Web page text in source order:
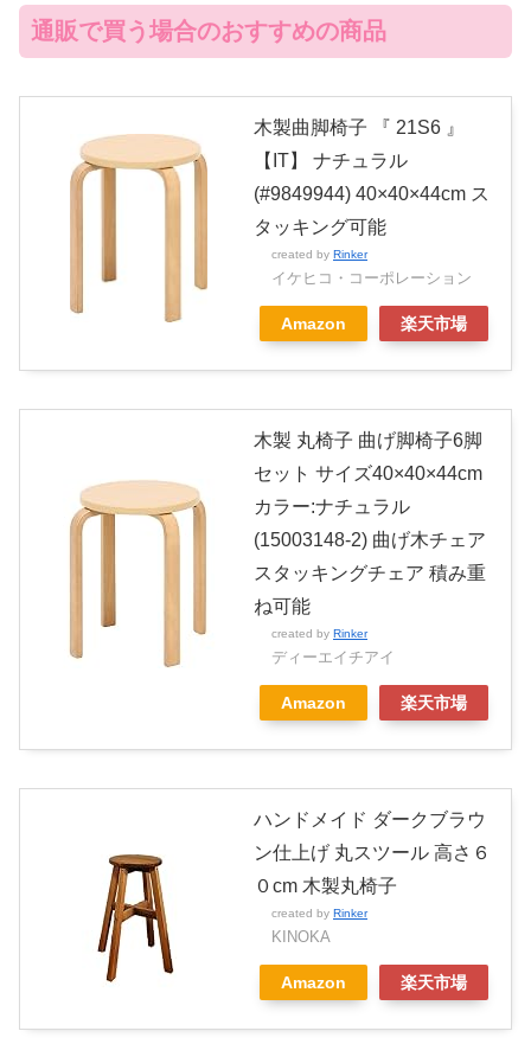
通販で買う場合のおすすめの商品
木製曲脚椅子 『 21S6 』
【IT】 ナチュラル
(#9849944) 40×40×44cm ス
タッキング可能
created by Rinker
イケヒコ・コーポレーション
Amazon 楽天市場
木製 丸椅子 曲げ脚椅子6脚
セット サイズ40×40×44cm
カラー:ナチュラル
(15003148-2) 曲げ木チェア
スタッキングチェア 積み重
ね可能
created by Rinker
ディーエイチアイ
Amazon 楽天市場
ハンドメイド ダークブラウ
ン仕上げ 丸スツール 高さ６
０cm 木製丸椅子
created by Rinker
KINOKA
Amazon 楽天市場